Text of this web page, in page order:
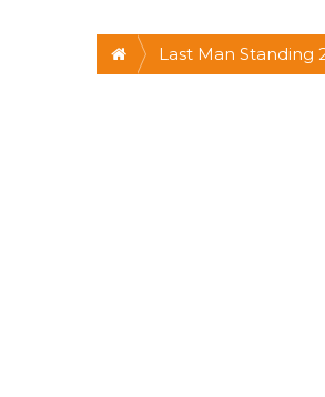
Last Man Standing